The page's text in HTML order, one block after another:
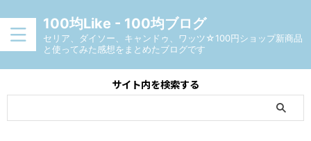
100均Like - 100均ブログ
セリア、ダイソー、キャンドゥ、ワッツ☆100円ショップ新商品
と使ってみた感想をまとめたブログです
サイト内を検索する